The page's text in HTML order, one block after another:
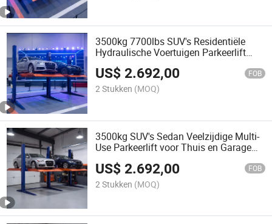
3500kg 7700lbs SUV's Residentiële
Hydraulische Voertuigen Parkeerlift
voor Thuisgebruik
US$2.692,00 FOB
2 Stukken (MOQ)
3500kg SUV's Sedan Veelzijdige Multi-
Use Parkeerlift voor Thuis en Garage
US$2.692,00 FOB
2 Stukken (MOQ)